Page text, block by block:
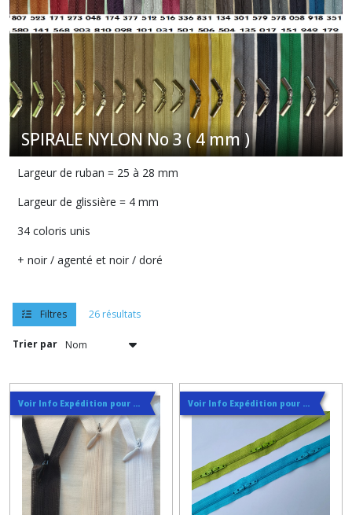
SPIRALE NYLON No 3 ( 4 mm )
Largeur de ruban = 25 à 28 mm
Largeur de glissière = 4 mm
34 coloris unis
+ noir / agenté et noir / doré
Filtres 26 résultats
Trier par
Voir Info Expédition pour Régler les Frais de Port au Meilleur Prix , En haut d'ecran à Droite Voir Info Expédition pour Régler les Frais de Port au Meilleur Prix , En haut d'ecran à Droite
les
résultats